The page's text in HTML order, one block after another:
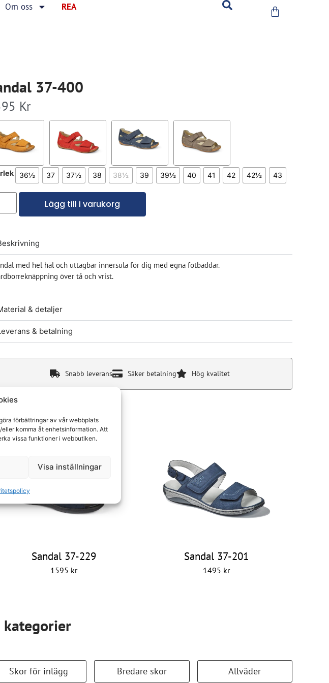
förbättringar av vår webbplats
komma åt enhetsinformation. Att
vissa funktioner i webbutiken.
Visa inställningar
Om oss REA
37-400
Kr
36½ 37 37½ 38 38½ 39 39½ 40 41 42 42½ 43
Lägg till i varukorg
med hel häl och uttagbar innersula för dig med egna fotbäddar.
över tå och vrist.
& detaljer
& betalning
Snabb leverans Säker betalning Hög kvalitet
gillar
Sandal 37-201
1495 kr
Sandal 37-229
1595 kr
kategorier
Skor för inlägg Bredare skor Allväder